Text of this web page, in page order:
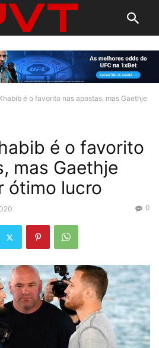
é o favorito nas apostas, mas Gaethje
é o favorito
mas Gaethje
ótimo lucro
0